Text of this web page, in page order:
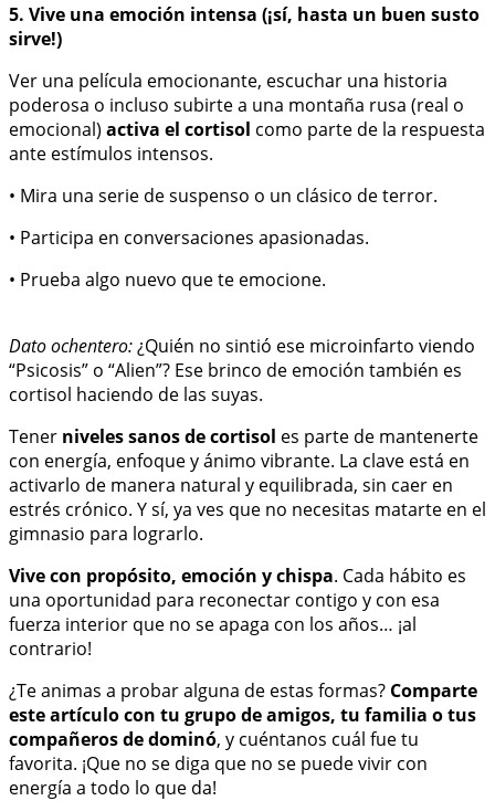
5. Vive una emoción intensa (¡sí, hasta un buen susto
sirve!)
Ver una película emocionante, escuchar una historia
poderosa o incluso subirte a una montaña rusa (real o
emocional) activa el cortisol como parte de la respuesta
ante estímulos intensos.
• Mira una serie de suspenso o un clásico de terror.
• Participa en conversaciones apasionadas.
• Prueba algo nuevo que te emocione.
Dato ochentero:¿Quién no sintió ese microinfarto viendo
“Psicosis” o “Alien”? Ese brinco de emoción también es
cortisol haciendo de las suyas.
Tener niveles sanos de cortisol es parte de mantenerte
con energía, enfoque y ánimo vibrante. La clave está en
activarlo de manera natural y equilibrada, sin caer en
estrés crónico. Y sí, ya ves que no necesitas matarte en el
gimnasio para lograrlo.
Vive con propósito, emoción y chispa. Cada hábito es
una oportunidad para reconectar contigo y con esa
fuerza interior que no se apaga con los años… ¡al
contrario!
¿Te animas a probar alguna de estas formas? Comparte
este artículo con tu grupo de amigos, tu familia o tus
compañeros de dominó, y cuéntanos cuál fue tu
favorita. ¡Que no se diga que no se puede vivir con
energía a todo lo que da!